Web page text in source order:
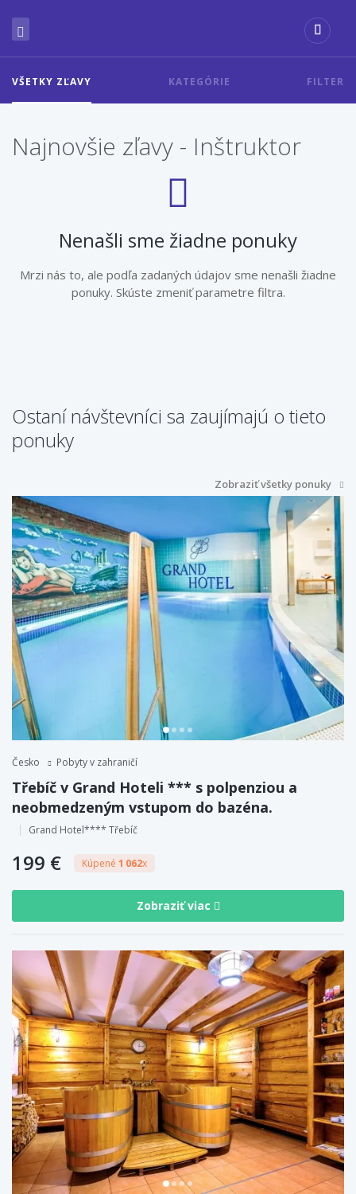
VŠETKY ZĽAVY KATEGÓRIE FILTER
Najnovšie zľavy - Inštruktor
Nenašli sme žiadne ponuky
Mrzi nás to, ale podľa zadaných údajov sme nenašli žiadne
ponuky. Skúste zmeniť parametre filtra.
Ostaní návštevníci sa zaujímajú o tieto
ponuky
Zobraziť všetky ponuky
Česko Pobyty v zahraničí
Třebíč v Grand Hoteli *** s polpenziou a
neobmedzeným vstupom do bazéna.
Grand Hotel**** Třebíč
199 € Kúpené 1 062x
Zobraziť viac